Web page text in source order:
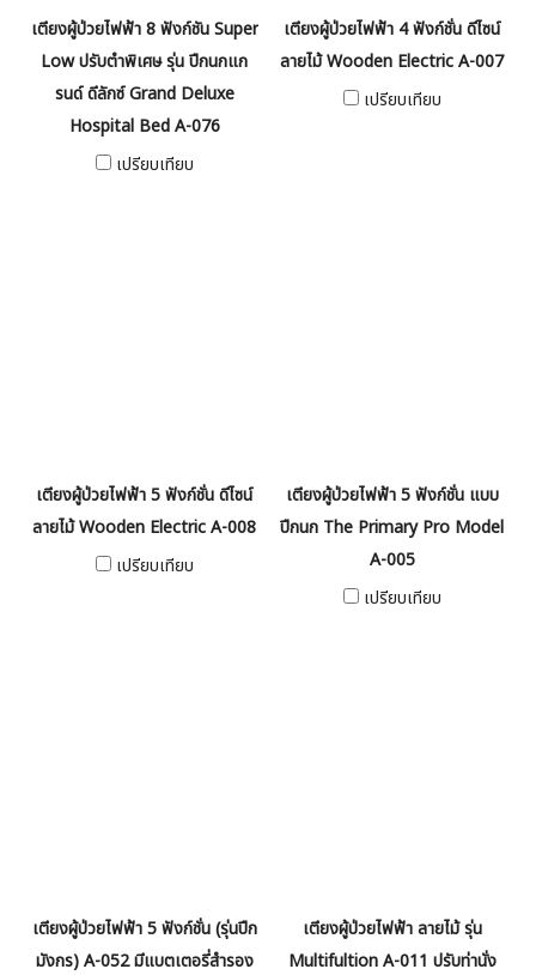
เตียงผู้ป่วยไฟฟ้า 8 ฟังก์ชัน Super
Low ปรับตำพิเศษ รุ่น ปีกนกแก
รนด์ ดีลักซ์ Grand Deluxe
Hospital Bed A-076
เปรียบเทียบ
เตียงผู้ป่วยไฟฟ้า 4 ฟังก์ชั่น ดีไซน์
ลายไม้ Wooden Electric A-007
เปรียบเทียบ
เตียงผู้ป่วยไฟฟ้า 5 ฟังก์ชั่น ดีไซน์
ลายไม้ Wooden Electric A-008
เปรียบเทียบ
เตียงผู้ป่วยไฟฟ้า 5 ฟังก์ชั่น แบบ
ปีกนก The Primary Pro Model
A-005
เปรียบเทียบ
เตียงผู้ป่วยไฟฟ้า 5 ฟังก์ชั่น (รุ่นปีก
มังกร) A-052 มีแบตเตอรี่สำรอง
เตียงผู้ป่วยไฟฟ้า ลายไม้ รุ่น
Multifultion A-011 ปรับท่านั่ง